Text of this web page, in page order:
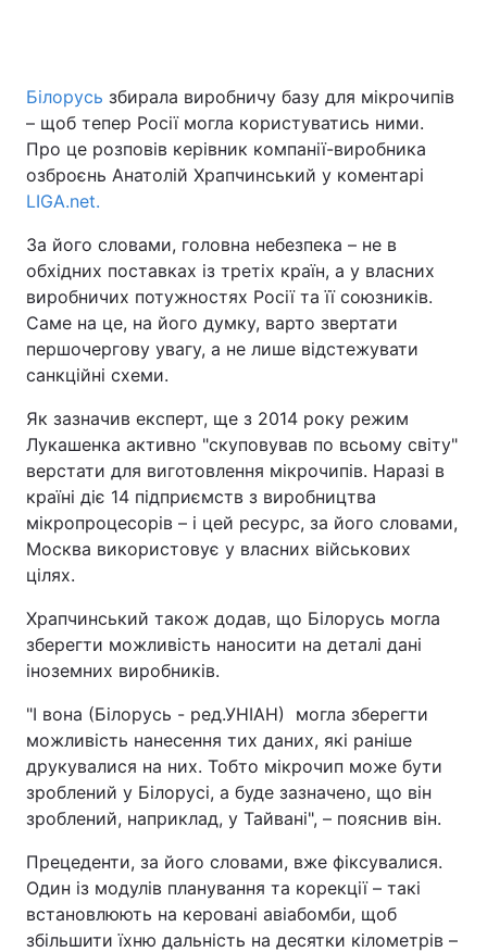
Білорусь збирала виробничу базу для мікрочипів
– щоб тепер Росії могла користуватись ними.
Про це розповів керівник компанії-виробника
озброєнь Анатолій Храпчинський у коментарі
LIGA.net.
За його словами, головна небезпека – не в
обхідних поставках із третіх країн, а у власних
виробничих потужностях Росії та її союзників.
Саме на це, на його думку, варто звертати
першочергову увагу, а не лише відстежувати
санкційні схеми.
Як зазначив експерт, ще з 2014 року режим
Лукашенка активно "скуповував по всьому світу"
верстати для виготовлення мікрочипів. Наразі в
країні діє 14 підприємств з виробництва
мікропроцесорів – і цей ресурс, за його словами,
Москва використовує у власних військових
цілях.
Храпчинський також додав, що Білорусь могла
зберегти можливість наносити на деталі дані
іноземних виробників.
"І вона (Білорусь - ред.УНІАН) могла зберегти
можливість нанесення тих даних, які раніше
друкувалися на них. Тобто мікрочип може бути
зроблений у Білорусі, а буде зазначено, що він
зроблений, наприклад, у Тайвані", – пояснив він.
Прецеденти, за його словами, вже фіксувалися.
Один із модулів планування та корекції – такі
встановлюють на керовані авіабомби, щоб
збільшити їхню дальність на десятки кілометрів –